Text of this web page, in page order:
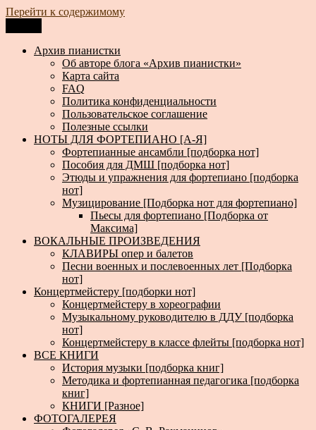
Перейти к содержимому
Архив пианистки
Всё для пианистов: ноты, книги, музыка, статьи…
Архив пианистки
Об авторе блога «Архив пианистки»
Карта сайта
FAQ
Политика конфиденциальности
Пользовательское соглашение
Полезные ссылки
НОТЫ ДЛЯ ФОРТЕПИАНО [А-Я]
Фортепианные ансамбли [подборка нот]
Пособия для ДМШ [подборка нот]
Этюды и упражнения для фортепиано [подборка
нот]
Музицирование [Подборка нот для фортепиано]
Пьесы для фортепиано [Подборка от
Максима]
ВОКАЛЬНЫЕ ПРОИЗВЕДЕНИЯ
КЛАВИРЫ опер и балетов
Песни военных и послевоенных лет [Подборка
нот]
Концертмейстеру [подборки нот]
Концертмейстеру в хореографии
Музыкальному руководителю в ДДУ [подборка
нот]
Концертмейстеру в классе флейты [подборка нот]
ВСЕ КНИГИ
История музыки [подборка книг]
Методика и фортепианная педагогика [подборка
книг]
КНИГИ [Разное]
ФОТОГАЛЕРЕЯ